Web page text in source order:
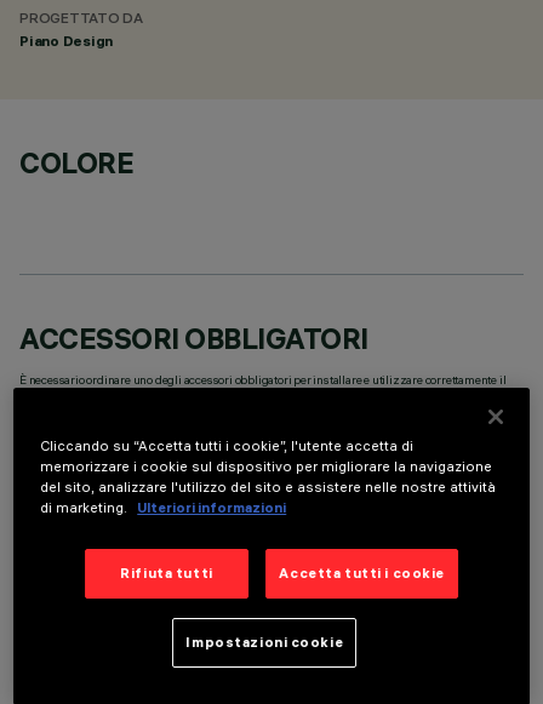
PROGETTATO DA
Piano Design
COLORE
ACCESSORI OBBLIGATORI
È necessario ordinare uno degli accessori obbligatori per installare e utilizzare correttamente il
COMPONENTI OPZIONALI
Cliccando su “Accetta tutti i cookie”, l'utente accetta di
memorizzare i cookie sul dispositivo per migliorare la navigazione
del sito, analizzare l'utilizzo del sito e assistere nelle nostre attività
di marketing.
Ulteriori informazioni
Rifiuta tutti Accetta tutti i cookie
Impostazioni cookie